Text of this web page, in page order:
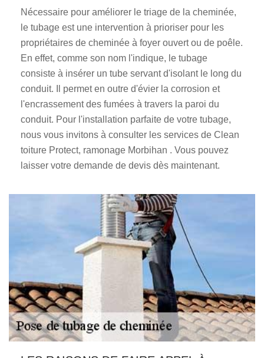
Nécessaire pour améliorer le triage de la cheminée,
le tubage est une intervention à prioriser pour les
propriétaires de cheminée à foyer ouvert ou de poêle.
En effet, comme son nom l'indique, le tubage
consiste à insérer un tube servant d'isolant le long du
conduit. Il permet en outre d'évier la corrosion et
l'encrassement des fumées à travers la paroi du
conduit. Pour l'installation parfaite de votre tubage,
nous vous invitons à consulter les services de Clean
toiture Protect, ramonage Morbihan . Vous pouvez
laisser votre demande de devis dès maintenant.